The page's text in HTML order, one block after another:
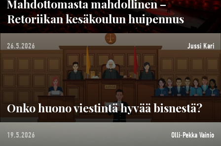
Mahdottomasta mahdollinen –
Retoriikan kesäkoulun huipennus
26.5.2026 Jussi Kari
Onko huono viestintä hyvää bisnestä?
19.5.2026 Olli-Pekka Vainio